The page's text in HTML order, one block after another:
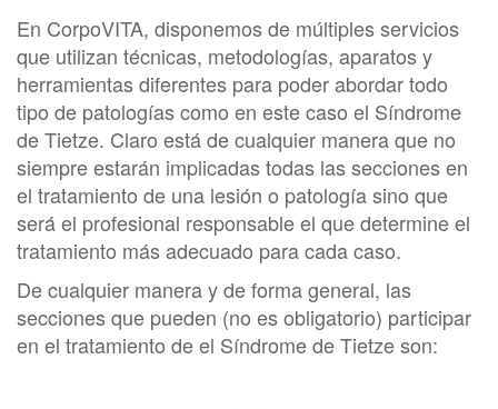
En CorpoVITA, disponemos de múltiples servicios
que utilizan técnicas, metodologías, aparatos y
herramientas diferentes para poder abordar todo
tipo de patologías como en este caso el Síndrome
de Tietze. Claro está de cualquier manera que no
siempre estarán implicadas todas las secciones en
el tratamiento de una lesión o patología sino que
será el profesional responsable el que determine el
tratamiento más adecuado para cada caso.
De cualquier manera y de forma general, las
secciones que pueden (no es obligatorio) participar
en el tratamiento de el Síndrome de Tietze son: